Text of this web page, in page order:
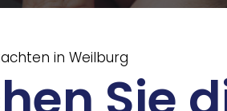
in Weilburg